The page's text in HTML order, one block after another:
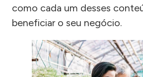
como cada um desses
beneficiar o seu negócio.